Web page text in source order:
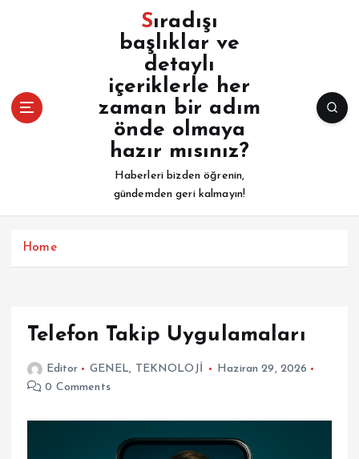
Sıradışı
başlıklar ve
detaylı
içeriklerle her
zaman bir adım
önde olmaya
hazır mısınız?
Haberleri bizden öğrenin,
gündemden geri kalmayın!
Home
Telefon Takip Uygulamaları
Editor GENEL, TEKNOLOJİ
Haziran 29, 2026
0 Comments